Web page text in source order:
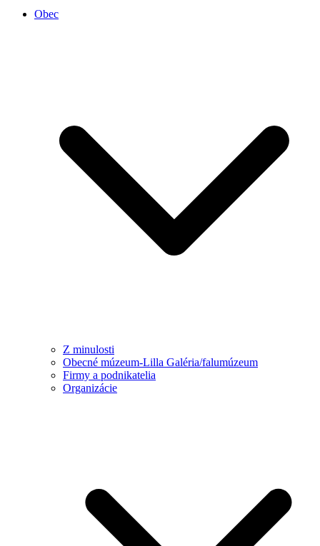
Obec
Z minulosti
Obecné múzeum-Lilla Galéria/falumúzeum
Firmy a podnikatelia
Organizácie